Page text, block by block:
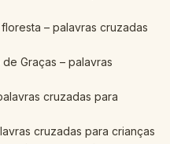
– palavras cruzadas
Graças – palavras
cruzadas para
cruzadas para crianças